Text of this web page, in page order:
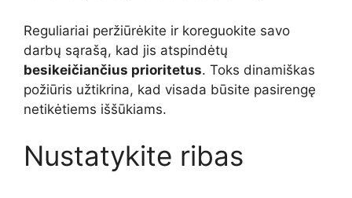
Reguliariai peržiūrėkite ir koreguokite savo
darbų sąrašą, kad jis atspindėtų
besikeičiančius prioritetus. Toks dinamiškas
požiūris užtikrina, kad visada būsite pasirengę
netikėtiems iššūkiams.
Nustatykite ribas